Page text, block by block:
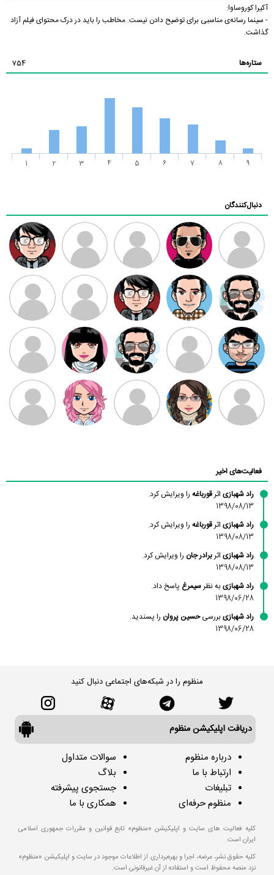
آکیرا کوروساوا:
- سینما رسانه‌ی مناسبی برای توضیح دادن نیست. مخاطب را باید در درک محتوای فیلم آزاد
گذاشت.
ستاره‌ها 754
1 2 3 4 5 6 7 8 9
دنبال‌کنندگان
ممدرضا رضا کاظمی زهرا ~ ابتین
سید محمد
موسوی
مهدی فرهمند مهدی سلطانی داود رضیی
طرفدار میلی
بابی براون
کیوان کیانی
سامان راحمی امیردلتا امیروو ملیکا منتظری عارفه داستانپور
فعالیت‌های اخیر
راد شهبازی اثرقورباغه را ویرایش کرد.
1398/08/13
راد شهبازی اثرقورباغه را ویرایش کرد.
1398/08/13
راد شهبازی اثربرادر جان را ویرایش کرد.
1398/08/13
راد شهبازیبه نظرسیمرغ پاسخ داد.
1398/06/28
راد شهبازیبررسیحسین پروان را پسندید.
1398/06/28
منظوم را در شبکه‌های اجتماعی دنبال کنید
دریافت اپلیکیشن منظوم
درباره منظوم
ارتباط با ما
تبلیغات
منظوم حرفه‌ای
سوالات متداول
بلاگ
جستجوی پیشرفته
همکاری با ما
کلیه فعالیت های سایت و اپلیکیشن «منظوم» تابع قوانین و مقررات جمهوری اسلامی
ایران است.
کلیه حقوق نشر، عرضه، اجرا و بهره‌برداری از اطلاعات موجود در سایت و اپلیکیشن «منظوم»
نزد منصه محفوظ است و استفاده از آن غیرقانونی است.